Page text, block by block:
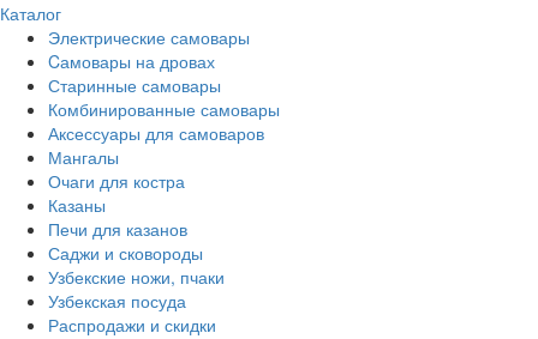
Каталог
Электрические самовары
Cамовары на дровах
Старинные самовары
Комбинированные самовары
Аксессуары для самоваров
Мангалы
Очаги для костра
Казаны
Печи для казанов
Саджи и сковороды
Узбекские ножи, пчаки
Узбекская посуда
Распродажи и скидки